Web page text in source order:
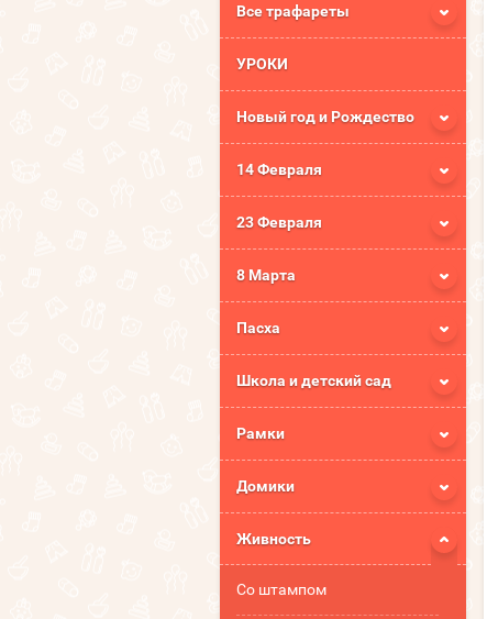
Все трафареты
УРОКИ
Новый год и Рождество
14 Февраля
23 Февраля
8 Марта
Пасха
Школа и детский сад
Рамки
Домики
Живность
Со штампом